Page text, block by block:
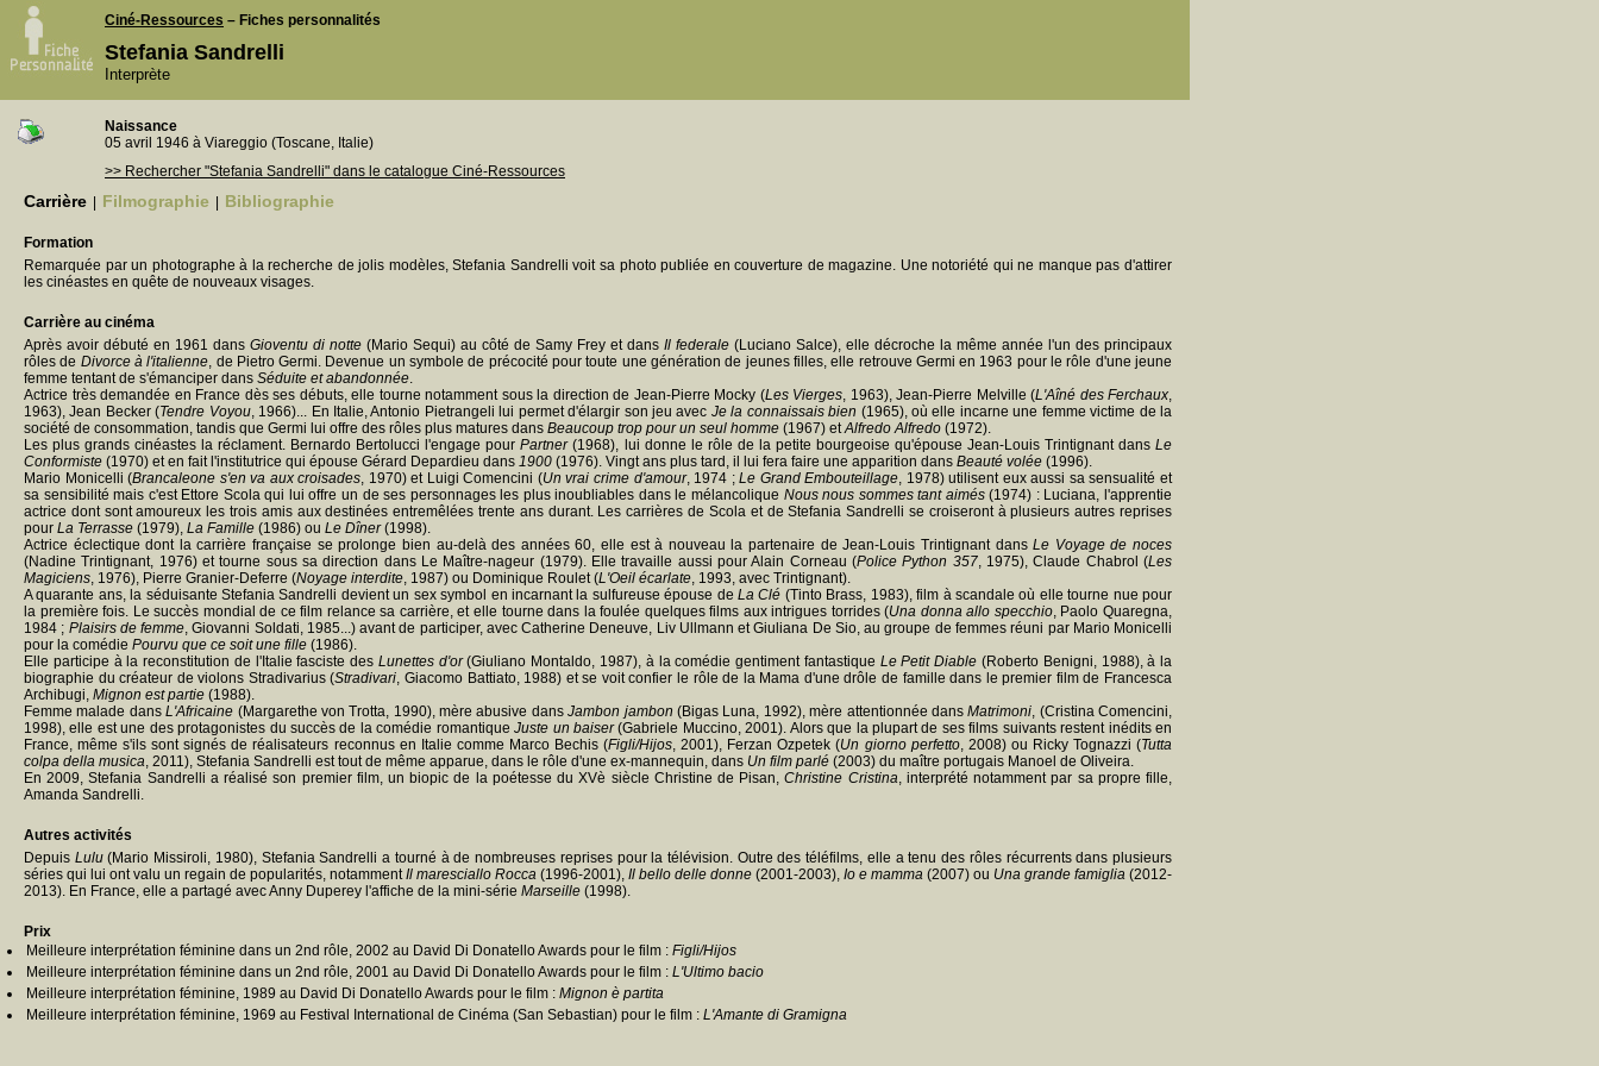
Ciné-Ressources – Fiches personnalités
Stefania Sandrelli
Interprète
Naissance
05 avril 1946 à Viareggio (Toscane, Italie)
>> Rechercher "Stefania Sandrelli" dans le catalogue Ciné-Ressources
Carrière Filmographie Bibliographie
Formation
Remarquée par un photographe à la recherche de jolis modèles, Stefania Sandrelli voit sa photo publiée en couverture de magazine. Une notoriété qui ne manque pas d'attirer
les cinéastes en quête de nouveaux visages.
Carrière au cinéma
Après avoir débuté en 1961 dans Gioventu di notte (Mario Sequi) au côté de Samy Frey et dans Il federale (Luciano Salce), elle décroche la même année l'un des principaux
rôles de Divorce à l'italienne, de Pietro Germi. Devenue un symbole de précocité pour toute une génération de jeunes filles, elle retrouve Germi en 1963 pour le rôle d'une jeune
femme tentant de s'émanciper dans Séduite et abandonnée.
Actrice très demandée en France dès ses débuts, elle tourne notamment sous la direction de Jean-Pierre Mocky (Les Vierges, 1963), Jean-Pierre Melville (L'Aîné des Ferchaux,
1963), Jean Becker (Tendre Voyou, 1966)... En Italie, Antonio Pietrangeli lui permet d'élargir son jeu avec Je la connaissais bien (1965), où elle incarne une femme victime de la
société de consommation, tandis que Germi lui offre des rôles plus matures dans Beaucoup trop pour un seul homme (1967) etAlfredo Alfredo (1972).
Les plus grands cinéastes la réclament. Bernardo Bertolucci l'engage pourPartner(1968), lui donne le rôle de la petite bourgeoise qu'épouse Jean-Louis Trintignant dansLe
Conformiste (1970) et en fait l'institutrice qui épouse Gérard Depardieu dans 1900 (1976). Vingt ans plus tard, il lui fera faire une apparition dans Beauté volée (1996).
Mario Monicelli (Brancaleone s'en va aux croisades, 1970) et Luigi Comencini (Un vrai crime d'amour, 1974 ;Le Grand Embouteillage, 1978) utilisent eux aussi sa sensualité et
sa sensibilité mais c'est Ettore Scola qui lui offre un de ses personnages les plus inoubliables dans le mélancolique Nous nous sommes tant aimés(1974) : Luciana, l'apprentie
actrice dont sont amoureux les trois amis aux destinées entremêlées trente ans durant. Les carrières de Scola et de Stefania Sandrelli se croiseront à plusieurs autres reprises
pour La Terrasse (1979), La Famille (1986) ou Le Dîner(1998).
Actrice éclectique dont la carrière française se prolonge bien au-delà des années 60, elle est à nouveau la partenaire de Jean-Louis Trintignant dansLe Voyage de noces
(Nadine Trintignant, 1976) et tourne sous sa direction dans Le Maître-nageur (1979). Elle travaille aussi pour Alain Corneau (Police Python 357, 1975), Claude Chabrol (Les
Magiciens, 1976), Pierre Granier-Deferre (Noyage interdite, 1987) ou Dominique Roulet (L'Oeil écarlate, 1993, avec Trintignant).
A quarante ans, la séduisante Stefania Sandrelli devient un sex symbol en incarnant la sulfureuse épouse deLa Clé (Tinto Brass, 1983), film à scandale où elle tourne nue pour
la première fois. Le succès mondial de ce film relance sa carrière, et elle tourne dans la foulée quelques films aux intrigues torrides (Una donna allo specchio, Paolo Quaregna,
1984 ; Plaisirs de femme, Giovanni Soldati, 1985...) avant de participer, avec Catherine Deneuve, Liv Ullmann et Giuliana De Sio, au groupe de femmes réuni par Mario Monicelli
pour la comédie Pourvu que ce soit une fille (1986).
Elle participe à la reconstitution de l'Italie fasciste des Lunettes d'or(Giuliano Montaldo, 1987), à la comédie gentiment fantastique Le Petit Diable (Roberto Benigni, 1988), à la
biographie du créateur de violons Stradivarius (Stradivari, Giacomo Battiato, 1988) et se voit confier le rôle de la Mama d'une drôle de famille dans le premier film de Francesca
Archibugi, Mignon est partie (1988).
Femme malade dansL'Africaine (Margarethe von Trotta, 1990), mère abusive dansJambon jambon (Bigas Luna, 1992), mère attentionnée dansMatrimoni, (Cristina Comencini,
1998), elle est une des protagonistes du succès de la comédie romantiqueJuste un baiser(Gabriele Muccino, 2001). Alors que la plupart de ses films suivants restent inédits en
France, même s'ils sont signés de réalisateurs reconnus en Italie comme Marco Bechis (Figli/Hijos, 2001), Ferzan Ozpetek (Un giorno perfetto, 2008) ou Ricky Tognazzi (Tutta
colpa della musica, 2011), Stefania Sandrelli est tout de même apparue, dans le rôle d'une ex-mannequin, dans Un film parlé (2003) du maître portugais Manoel de Oliveira.
En 2009, Stefania Sandrelli a réalisé son premier film, un biopic de la poétesse du XVè siècle Christine de Pisan,Christine Cristina, interprété notamment par sa propre fille,
Amanda Sandrelli.
Autres activités
Depuis Lulu(Mario Missiroli, 1980), Stefania Sandrelli a tourné à de nombreuses reprises pour la télévision. Outre des téléfilms, elle a tenu des rôles récurrents dans plusieurs
séries qui lui ont valu un regain de popularités, notammentIl maresciallo Rocca (1996-2001), Il bello delle donne (2001-2003), Io e mamma (2007) ou Una grande famiglia (2012-
2013). En France, elle a partagé avec Anny Duperey l'affiche de la mini-série Marseille (1998).
Prix
Meilleure interprétation féminine dans un 2nd rôle, 2002 au David Di Donatello Awards pour le film : Figli/Hijos
Meilleure interprétation féminine dans un 2nd rôle, 2001 au David Di Donatello Awards pour le film : L'Ultimo bacio
Meilleure interprétation féminine, 1989 au David Di Donatello Awards pour le film : Mignon è partita
Meilleure interprétation féminine, 1969 au Festival International de Cinéma (San Sebastian) pour le film : L'Amante di Gramigna